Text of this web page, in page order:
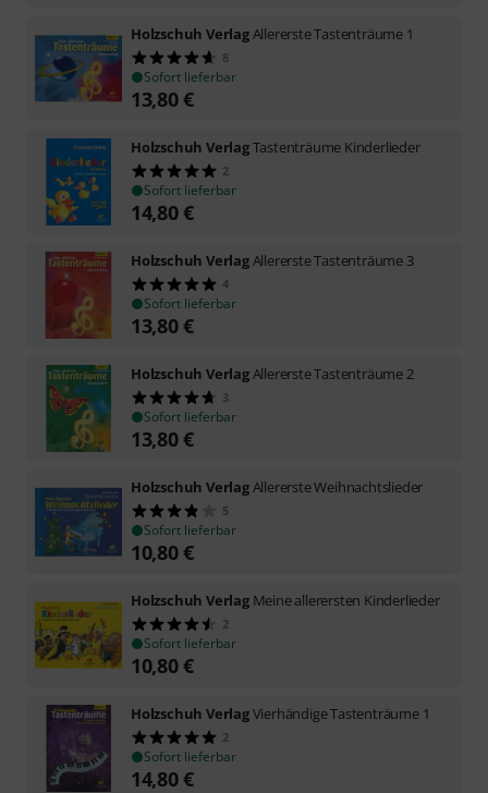
Holzschuh VerlagAllererste Tastenträume 1
8
Sofort lieferbar
13,80€
Holzschuh VerlagTastenträume Kinderlieder
2
Sofort lieferbar
14,80€
Holzschuh VerlagAllererste Tastenträume 3
4
Sofort lieferbar
13,80€
Holzschuh VerlagAllererste Tastenträume 2
3
Sofort lieferbar
13,80€
Holzschuh VerlagAllererste Weihnachtslieder
5
Sofort lieferbar
10,80€
Holzschuh Verlag Meine allerersten Kinderlieder
2
Sofort lieferbar
10,80€
Holzschuh VerlagVierhändige Tastenträume 1
2
Sofort lieferbar
14,80€